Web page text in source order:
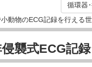
循環器
動物のECG記録を行える
襲式ECG記